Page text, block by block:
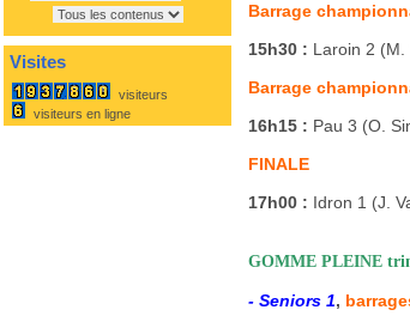
Visites
visiteurs
visiteurs en ligne
Barrage
15h30 : Laroin 2 (M.
Barrage
16h15 : Pau 3 (O.
FINALE
17h00 : Idron 1 (J.
GOMME PLEINE
- Seniors 1,